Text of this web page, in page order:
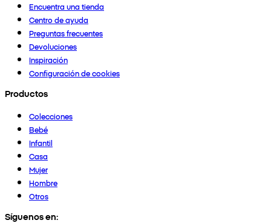
Encuentra una tienda
Centro de ayuda
Preguntas frecuentes
Devoluciones
Inspiración
Configuración de cookies
Productos
Colecciones
Bebé
Infantil
Casa
Mujer
Hombre
Otros
Síguenos en: